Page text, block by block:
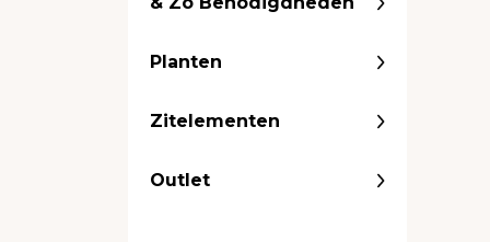
Planten
Zitelementen
Outlet